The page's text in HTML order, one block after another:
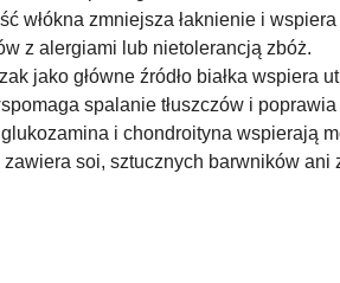
włókna zmniejsza łaknienie i
z alergiami lub nietolerancją zbóż.
jako główne źródło białka wspiera
spalanie tłuszczów i
glukozamina i chondroityna wspierają
zawiera soi, sztucznych barwników ani